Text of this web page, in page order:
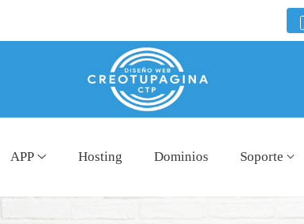
APP Hosting Dominios Soporte